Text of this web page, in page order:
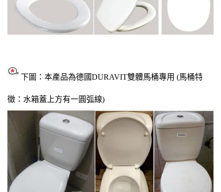
下圖：本產品為德國DURAVIT雙體馬桶專用 (馬桶特
徵：水箱蓋上方有一圓弧線)